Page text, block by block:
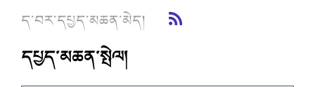
ད་བར་དཔྱད་མཆན་མེད།
དཔྱད་མཆན་སྤེལ།